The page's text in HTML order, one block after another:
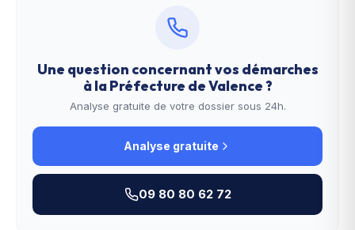
Une question concernant vos démarches
à laPréfecture de Valence?
Analyse gratuite de votre dossier sous 24h.
Analyse gratuite
09 80 80 62 72